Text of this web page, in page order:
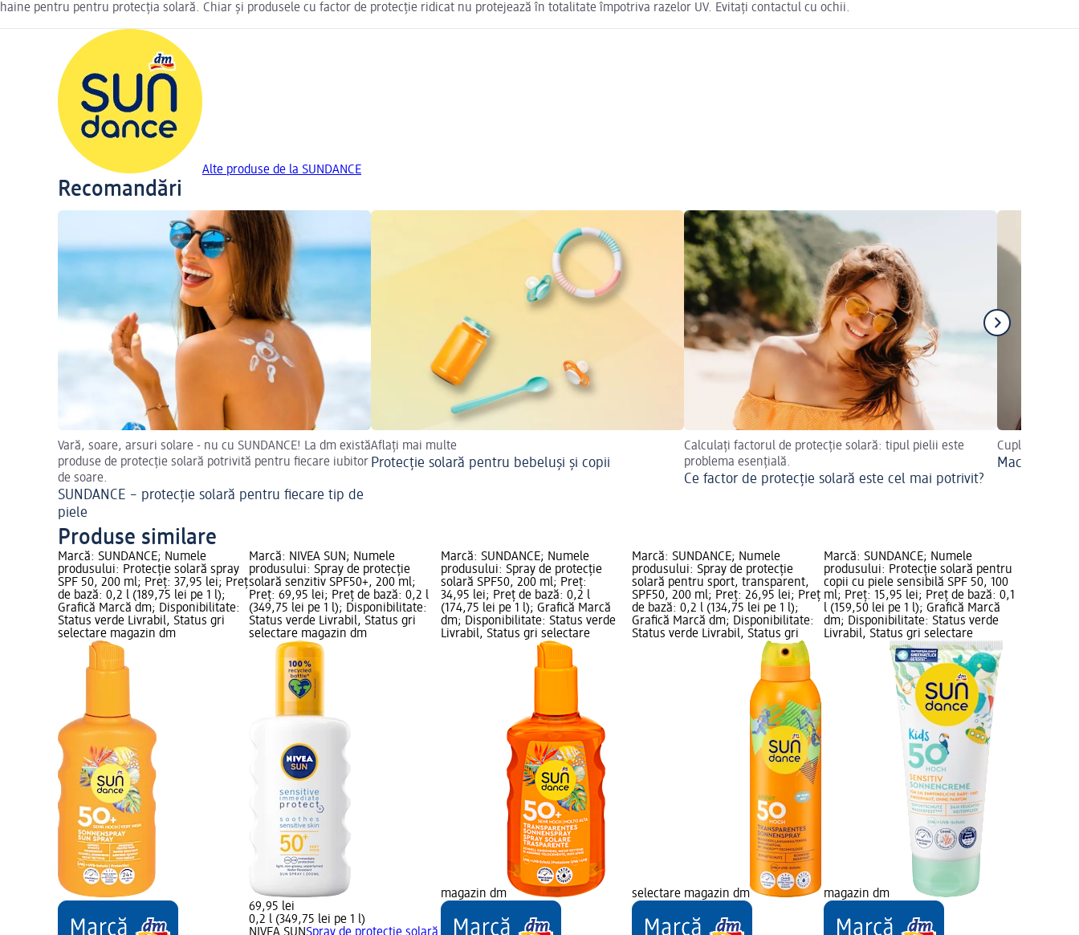
haine pentru pentru protecția solară. Chiar și produsele cu factor de protecție ridicat nu protejează în totalitate împotriva razelor UV. Evitați contactul cu ochii.
Alte produse de la SUNDANCE
Recomandări
Vară, soare, arsuri solare - nu cu SUNDANCE! La dm există
produse de protecție solară potrivită pentru fiecare iubitor
de soare.
SUNDANCE – protecție solară pentru fiecare tip de
piele
Aflați mai multe
Protecție solară pentru bebeluși și copii
Calculați factorul de protecție solară: tipul pielii este
problema esențială.
Ce factor de protecție solară este cel mai potrivit?
Cuplul de vis
Machiaj și
Produse similare
Marcă: SUNDANCE; Numele
produsului: Protecție solară spray
SPF 50, 200 ml; Preț: 37,95 lei; Preț
de bază: 0,2 l (189,75 lei pe 1 l);
Grafică Marcă dm; Disponibilitate:
Status verde Livrabil, Status gri
selectare magazin dm
Marcă: NIVEA SUN; Numele
produsului: Spray de protecție
solară senzitiv SPF50+, 200 ml;
Preț: 69,95 lei; Preț de bază: 0,2 l
(349,75 lei pe 1 l); Disponibilitate:
Status verde Livrabil, Status gri
selectare magazin dm
69,95 lei
0,2 l (349,75 lei pe 1 l)
Marcă: SUNDANCE; Numele
produsului: Spray de protecție
solară SPF50, 200 ml; Preț:
34,95 lei; Preț de bază: 0,2 l
(174,75 lei pe 1 l); Grafică Marcă
dm; Disponibilitate: Status verde
Livrabil, Status gri selectare
magazin dm
Marcă: SUNDANCE; Numele
produsului: Spray de protecție
solară pentru sport, transparent,
SPF50, 200 ml; Preț: 26,95 lei; Preț
de bază: 0,2 l (134,75 lei pe 1 l);
Grafică Marcă dm; Disponibilitate:
Status verde Livrabil, Status gri
selectare magazin dm
Marcă: SUNDANCE; Numele
produsului: Protecție solară pentru
copii cu piele sensibilă SPF 50, 100
ml; Preț: 15,95 lei; Preț de bază: 0,1
l (159,50 lei pe 1 l); Grafică Marcă
dm; Disponibilitate: Status verde
Livrabil, Status gri selectare
magazin dm